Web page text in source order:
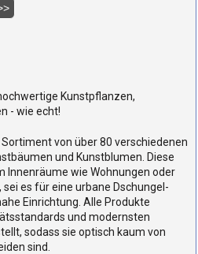
Kunstpflanzen,
- wie echt!
von über 80 verschiedenen
und Kunstblumen. Diese
Innenräume wie Wohnungen oder
es für eine urbane Dschungel-
Einrichtung. Alle Produkte
und modernsten
sodass sie optisch kaum von
sind.